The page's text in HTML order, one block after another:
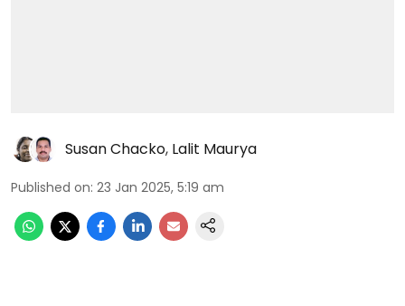
Susan Chacko, Lalit Maurya
Published on: 23 Jan 2025, 5:19 am